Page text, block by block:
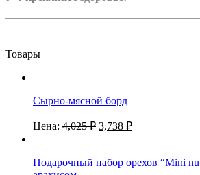
Товары
Сырно-мясной борд
Цена: 4,025₽ 3,738 ₽
Подарочный набор орехов “Mini